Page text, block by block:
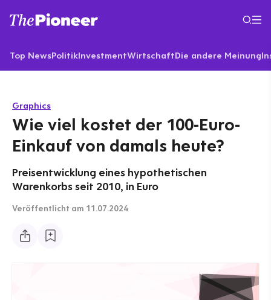
Top NewsPolitikInvestmentWirtschaftDie andere Meinung
Graphics
Wie viel kostet der 100-Euro-
Einkauf von damals heute?
Preisentwicklung eines hypothetischen
Warenkorbs seit 2010, in Euro
Veröffentlicht am 11.07.2024